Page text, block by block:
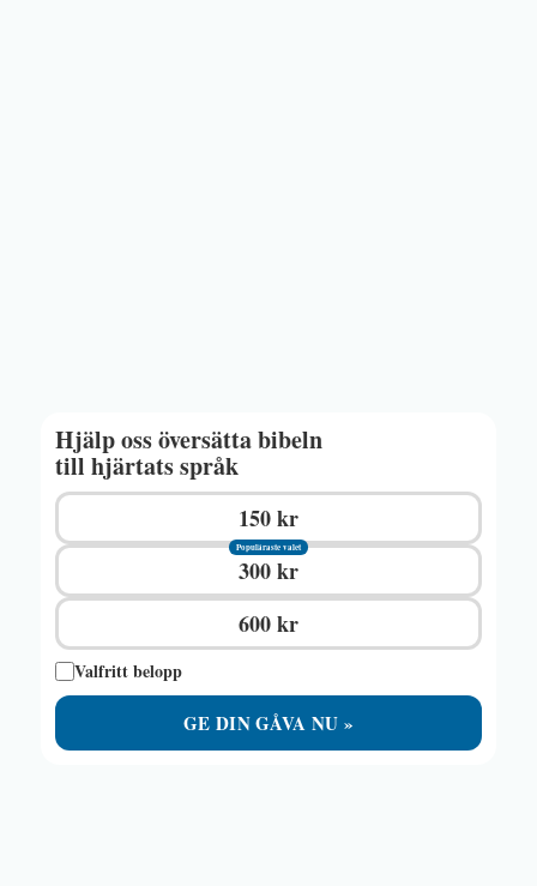
Hjälp oss översätta bibeln
till hjärtats språk
150 kr
300 kr
Populäraste valet
600 kr
Valfritt belopp
GE DIN GÅVA NU »